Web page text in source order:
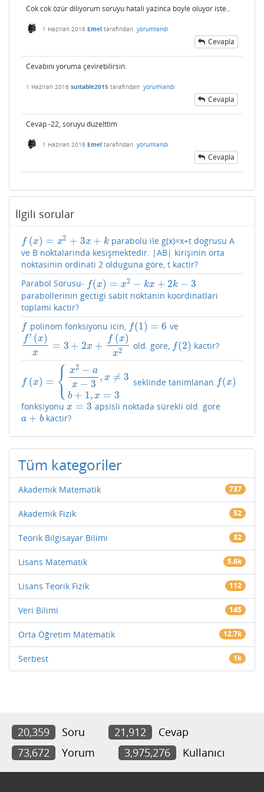
Cok cok özür diliyorum soruyu hatali yazinca boyle oluyor iste..
1 Haziran 2016 Emel tarafından yorumlandı
Cevapla
Cevabını yoruma çevirebilirsin.
1 Haziran 2016 suitable2015 tarafından yorumlandı
Cevapla
Cevap -22, soruyu duzelttim
1 Haziran 2016 Emel tarafından yorumlandı
Cevapla
İlgili sorular
f (x) = x2 + 3x + k
f(x)=x +3 x+k
parabolü ile g(x)=x+t dogrusu A
ve B noktalarinda kesişmektedir. |AB| kirişinin orta
noktasinin ordinati 2 olduguna göre, t kactir?
Parabol Sorusu- f(x) = x2 − kx + 2k − 3
f(x)=x 2−k x+2k− 3
parabollerinin gectigi sabit noktanin koordinatlari
toplami kactir?
f
f polinom fonksiyonu icin, f(1) = 6
f(1)=6 ve
f′ (x)
x
= 3 + 2x +
f (x)
x2
f′(x)x=3 2x +f (x) x2 old. gore, f(2)
f(2) kactir?
f (x) = ⎧
⎩
⎨ x2 − a
x − 3
, x ≠ 3
b + 1, x = 3
f(x)={x 2− x ,x ≠3 b+ 1 x= 3 seklinde tanimlanan f(x)
f(x)
fonksiyonu x = 3
x= 3 apsisli noktada sürekli old. gore
a + b
a+b kactir?
Tüm kategoriler
Akademik Matematik 737
Akademik Fizik 52
Teorik Bilgisayar Bilimi 32
Lisans Matematik 5.6k
Lisans Teorik Fizik 112
Veri Bilimi 145
Orta Öğretim Matematik 12.7k
Serbest 1k
20,359 Soru 21,912
Cevap
73,672
Yorum 3,975,276 Kullanıcı